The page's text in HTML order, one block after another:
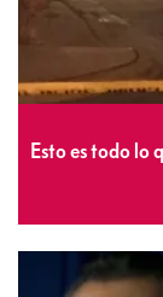
Esto es todo lo